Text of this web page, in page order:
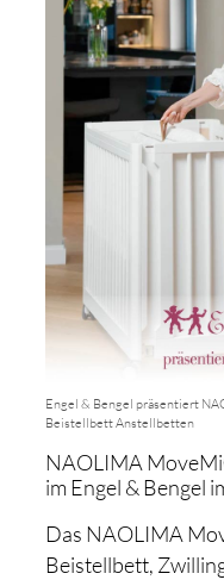
Engel & Bengel präsentiert
Beistellbett Anstellbetten
NAOLIMA
im Engel & Bengel
Das NAOLIMA
Beistellbett,